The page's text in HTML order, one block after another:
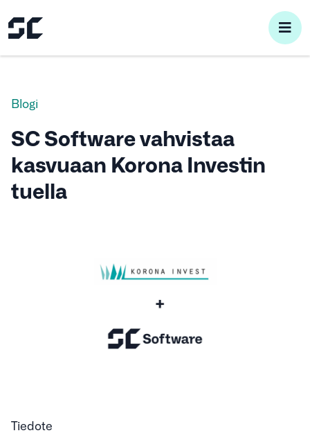
Blogi
SC Software vahvistaa
kasvuaan Korona Investin
tuella
Tiedote